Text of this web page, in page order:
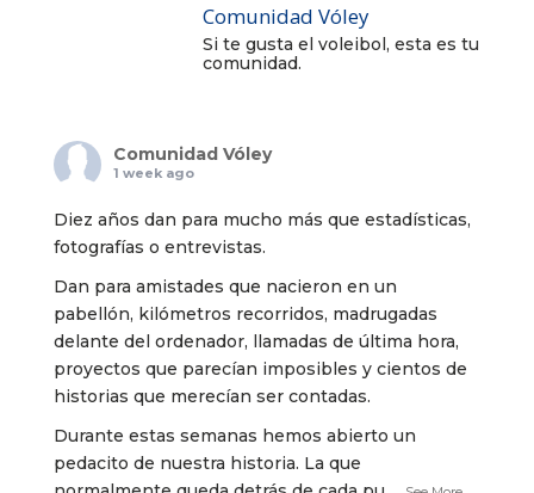
Comunidad Vóley
Si te gusta el voleibol, esta es tu
comunidad.
Comunidad Vóley
1 week ago
Diez años dan para mucho más que estadísticas,
fotografías o entrevistas.
Dan para amistades que nacieron en un
pabellón, kilómetros recorridos, madrugadas
delante del ordenador, llamadas de última hora,
proyectos que parecían imposibles y cientos de
historias que merecían ser contadas.
Durante estas semanas hemos abierto un
pedacito de nuestra historia. La que